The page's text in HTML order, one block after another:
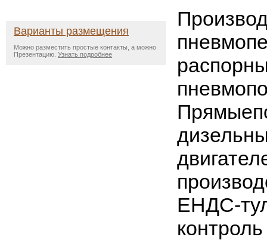
Варианты размещения
Можно разместить простые контакты, а можно
Презентацию. Узнать подробнее
ЕНДС-